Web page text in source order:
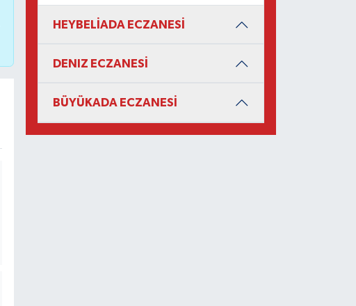
HEYBELİADA ECZANESİ
DENIZ ECZANESİ
BÜYÜKADA ECZANESİ